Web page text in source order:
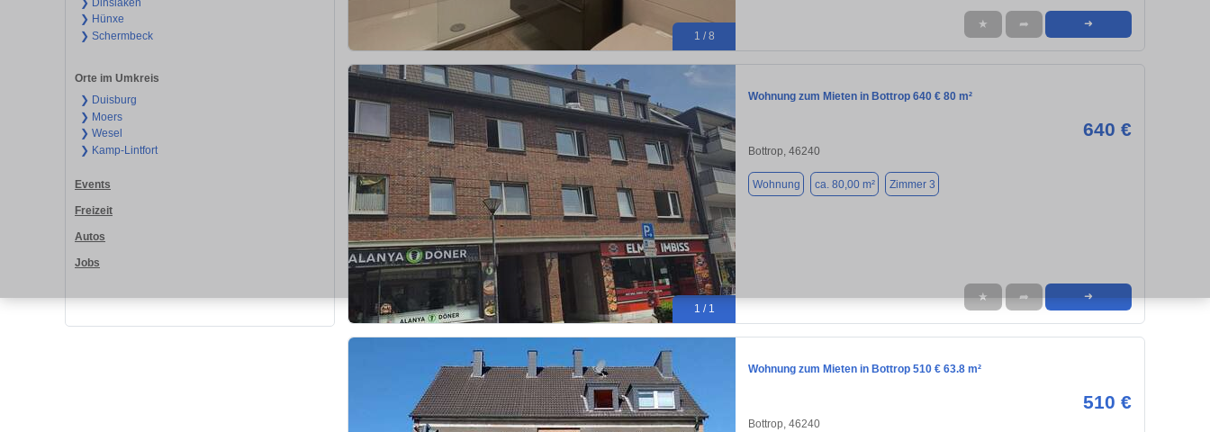
❯ Hünxe
❯ Schermbeck
Orte im Umkreis
❯ Duisburg
❯ Moers
❯ Wesel
❯ Kamp-Lintfort
Events
Freizeit
Autos
Jobs
1 / 8
★ ➦ ➜
1 / 1
Wohnung zum Mieten in Bottrop 640 € 80 m²
640 €
Bottrop, 46240
Wohnung ca. 80,00 m² Zimmer 3
★ ➦ ➜
Wohnung zum Mieten in Bottrop 510 € 63.8 m²
510 €
Bottrop, 46240